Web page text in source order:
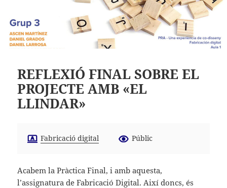
REFLEXIÓ FINAL SOBRE EL
PROJECTE AMB «EL
LLINDAR»
Fabricació digital Públic
Acabem la Pràctica Final, i amb aquesta,
l’assignatura de Fabricació Digital. Així doncs, és